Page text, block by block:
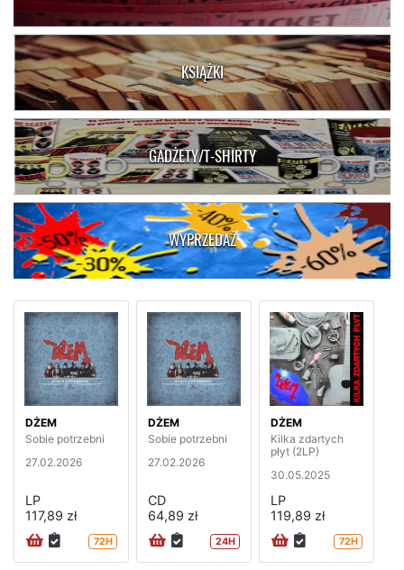
KSIĄŻKI
GADŻETY/T-SHIRTY
WYPRZEDAŻ
DŻEM
Sobie potrzebni
27.02.2026
LP
117,89 zł
72H
DŻEM
Sobie potrzebni
27.02.2026
CD
64,89 zł
24H
DŻEM
Kilka zdartych
płyt (2LP)
30.05.2025
LP
119,89 zł
72H